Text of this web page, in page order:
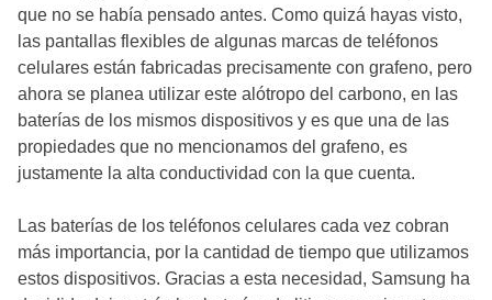
que no se había pensado antes. Como quizá hayas visto,
las pantallas flexibles de algunas marcas de teléfonos
celulares están fabricadas precisamente con grafeno, pero
ahora se planea utilizar este alótropo del carbono, en las
baterías de los mismos dispositivos y es que una de las
propiedades que no mencionamos del grafeno, es
justamente la alta conductividad con la que cuenta.
Las baterías de los teléfonos celulares cada vez cobran
más importancia, por la cantidad de tiempo que utilizamos
estos dispositivos. Gracias a esta necesidad, Samsung ha